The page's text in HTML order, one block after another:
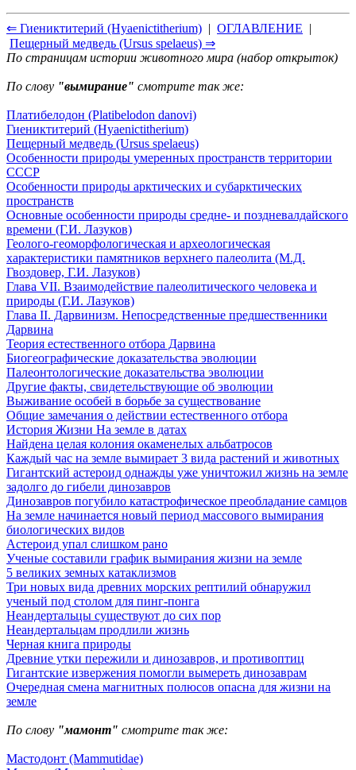
⇐ Гиениктитерий (Hyaenictitherium) | ОГЛАВЛЕНИЕ |
Пещерный медведь (Ursus spelaeus) ⇒
По страницам истории животного мира (набор открыток)
По слову "вымирание" смотрите так же:
Платибелодон (Platibelodon danovi)
Гиениктитерий (Hyaenictitherium)
Пещерный медведь (Ursus spelaeus)
Особенности природы умеренных пространств территории
СССР
Особенности природы арктических и субарктических
пространств
Основные особенности природы средне- и поздневалдайского
времени (Г.И. Лазуков)
Геолого-геоморфологическая и археологическая
характеристики памятников верхнего палеолита (М.Д.
Гвоздовер, Г.И. Лазуков)
Глава VII. Взаимодействие палеолитического человека и
природы (Г.И. Лазуков)
Глава II. Дарвинизм. Непосредственные предшественники
Дарвина
Теория естественного отбора Дарвина
Биогеографические доказательства эволюции
Палеонтологические доказательства эволюции
Другие факты, свидетельствующие об эволюции
Выживание особей в борьбе за существование
Общие замечания о действии естественного отбора
История Жизни На земле в датах
Найдена целая колония окаменелых альбатросов
Каждый час на земле вымирает 3 вида растений и животных
Гигантский астероид однажды уже уничтожил жизнь на земле
задолго до гибели динозавров
Динозавров погубило катастрофическое преобладание самцов
На земле начинается новый период массового вымирания
биологических видов
Астероид упал слишком рано
Ученые составили график вымирания жизни на земле
5 великих земных катаклизмов
Три новых вида древних морских рептилий обнаружил
ученый под столом для пинг-понга
Неандертальцы существуют до сих пор
Неандертальцам продлили жизнь
Черная книга природы
Древние утки пережили и динозавров, и противоптиц
Гигантские извержения помогли вымереть динозаврам
Очередная смена магнитных полюсов опасна для жизни на
земле
По слову "мамонт" смотрите так же:
Мастодонт (Mammutidae)